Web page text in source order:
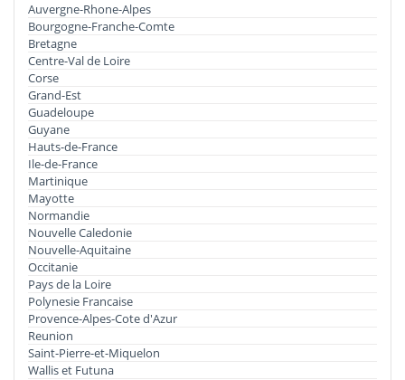
Auvergne-Rhone-Alpes
Bourgogne-Franche-Comte
Bretagne
Centre-Val de Loire
Corse
Grand-Est
Guadeloupe
Guyane
Hauts-de-France
Ile-de-France
Martinique
Mayotte
Normandie
Nouvelle Caledonie
Nouvelle-Aquitaine
Occitanie
Pays de la Loire
Polynesie Francaise
Provence-Alpes-Cote d'Azur
Reunion
Saint-Pierre-et-Miquelon
Wallis et Futuna